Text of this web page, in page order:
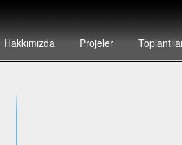
Hakkımızda Projeler